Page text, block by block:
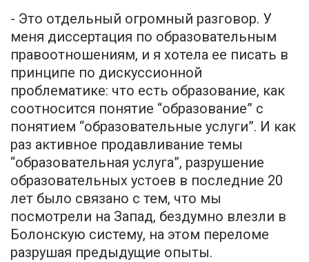
- Это отдельный огромный разговор. У
меня диссертация по образовательным
правоотношениям, и я хотела ее писать в
принципе по дискуссионной
проблематике: что есть образование, как
соотносится понятие “образование” с
понятием “образовательные услуги”. И как
раз активное продавливание темы
“образовательная услуга”, разрушение
образовательных устоев в последние 20
лет было связано с тем, что мы
посмотрели на Запад, бездумно влезли в
Болонскую систему, на этом переломе
разрушая предыдущие опыты.